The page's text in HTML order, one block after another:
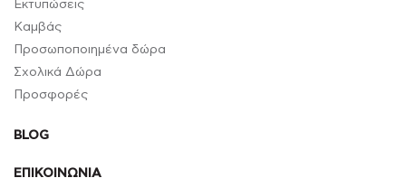
Εκτυπώσεις
Καμβάς
Προσωποποιημένα δώρα
Σχολικά Δώρα
Προσφορές
BLOG
ΕΠΙΚΟΙΝΩΝΙΑ